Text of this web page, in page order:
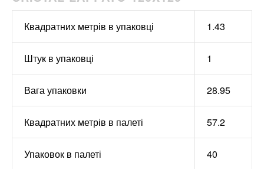
Квадратних метрів в упаковці 1.43
Штук в упаковці 1
Вага упаковки 28.95
Квадратних метрів в палеті 57.2
Упаковок в палеті 40